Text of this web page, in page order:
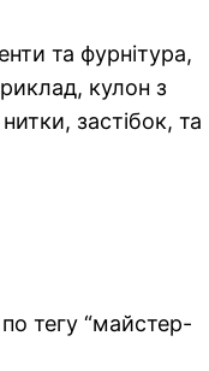
та фурнітура,
кулон з
застібок, та
тегу “майстер-